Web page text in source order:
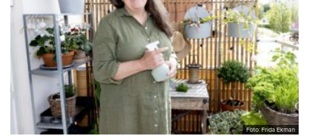
Foto: Frida Ekman